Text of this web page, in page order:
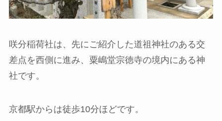
咲分稲荷社は、先にご紹介した道祖神社のある交
差点を西側に進み、粟嶋堂宗徳寺の境内にある神
社です。
京都駅からは徒歩10分ほどです。